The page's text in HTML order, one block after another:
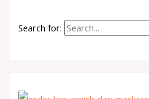
Search for: